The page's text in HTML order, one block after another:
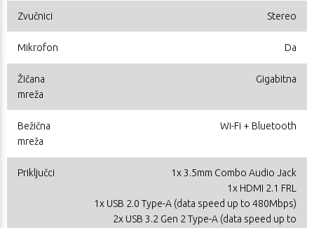
Zvučnici Stereo
Mikrofon Da
Žičana
mreža
Gigabitna
Bežična
mreža
Wi-Fi + Bluetooth
Priključci
1x 3.5mm Combo Audio Jack
1x HDMI 2.1 FRL
1x USB 2.0 Type-A (data speed up to 480Mbps)
2x USB 3.2 Gen 2 Type-A (data speed up to